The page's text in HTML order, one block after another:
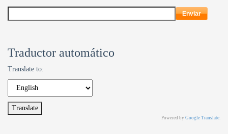
Traductor automático
Translate to:
Powered by Google Translate